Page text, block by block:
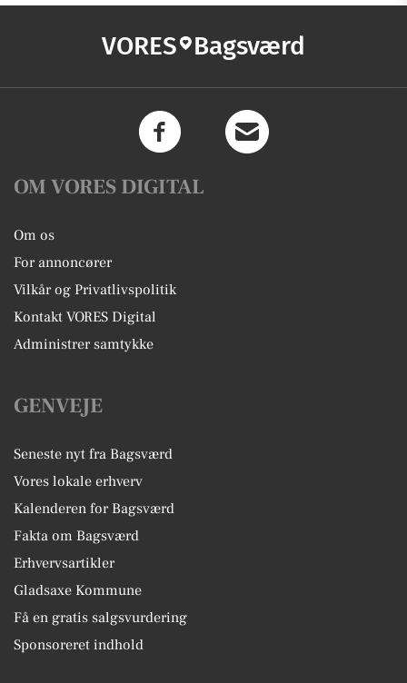
VORES Bagsværd
OM VORES DIGITAL
Om os
For annoncører
Vilkår og Privatlivspolitik
Kontakt VORES Digital
Administrer samtykke
GENVEJE
Seneste nyt fra Bagsværd
Vores lokale erhverv
Kalenderen for Bagsværd
Fakta om Bagsværd
Erhvervsartikler
Gladsaxe Kommune
Få en gratis salgsvurdering
Sponsoreret indhold